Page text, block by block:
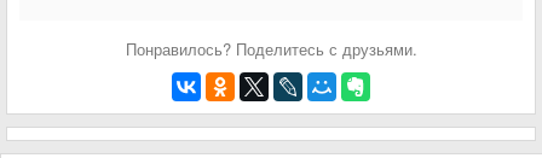
Понравилось? Поделитесь с друзьями.